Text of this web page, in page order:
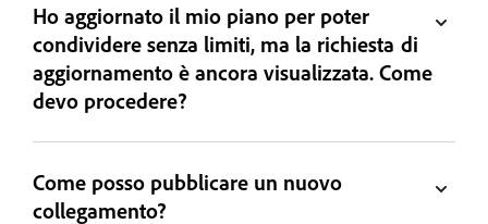
Ho aggiornato il mio piano per poter
condividere senza limiti, ma la richiesta di
aggiornamento è ancora visualizzata. Come
devo procedere?
Come posso pubblicare un nuovo
collegamento?